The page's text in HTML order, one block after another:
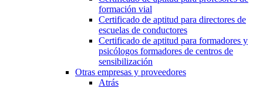
formación vial
Certificado de aptitud para directores de
escuelas de conductores
Certificado de aptitud para formadores y
psicólogos formadores de centros de
sensibilización
Otras empresas y proveedores
Atrás